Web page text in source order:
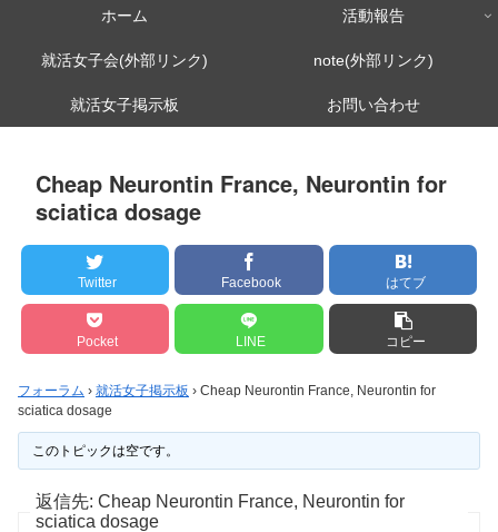
ホーム 活動報告
就活女子会(外部リンク) note(外部リンク)
就活女子掲示板 お問い合わせ
Cheap Neurontin France, Neurontin for
sciatica dosage
Twitter Facebook はてブ
Pocket LINE コピー
フォーラム › 就活女子掲示板 › Cheap Neurontin France, Neurontin for
sciatica dosage
このトピックは空です。
返信先: Cheap Neurontin France, Neurontin for
sciatica dosage